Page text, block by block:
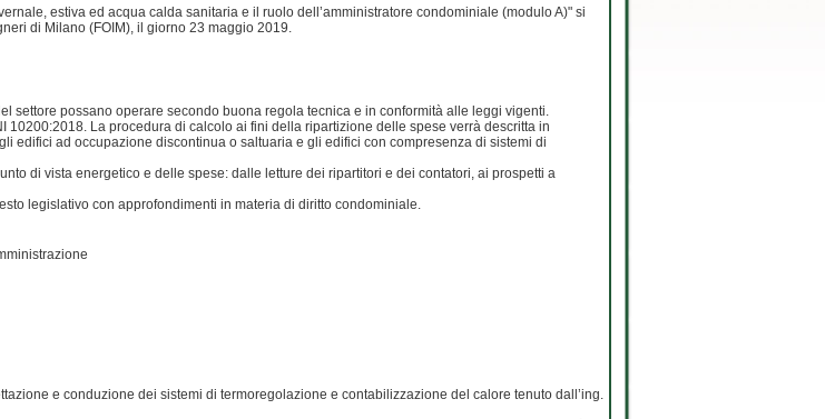
estiva ed acqua calda sanitaria e il ruolo dell’amministratore condominiale (modulo A)" si
di Milano (FOIM), il giorno 23 maggio 2019.
settore possano operare secondo buona regola tecnica e in conformità alle leggi vigenti.
10200:2018. La procedura di calcolo ai fini della ripartizione delle spese verrà descritta in
edifici ad occupazione discontinua o saltuaria e gli edifici con compresenza di sistemi di
di vista energetico e delle spese: dalle letture dei ripartitori e dei contatori, ai prospetti a
legislativo con approfondimenti in materia di diritto condominiale.
e conduzione dei sistemi di termoregolazione e contabilizzazione del calore tenuto dall’ing.